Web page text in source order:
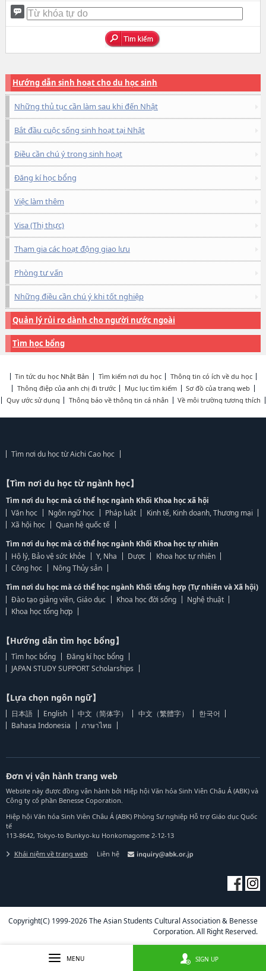
Hướng dẫn sinh hoạt cho du học sinh
Những thủ tục cần làm sau khi đến Nhật
Bắt đầu cuộc sống sinh hoạt tại Nhật
Điều cần chú ý trong sinh hoạt
Đăng kí học bổng
Việc làm thêm
Visa (Thị thực)
Tham gia các hoạt động giao lưu
Phòng tư vấn
Những điều cần chú ý khi tốt nghiệp
Quản lý rủi ro dành cho người nước ngoài
Tìm học bổng
Tin tức du học Nhật Bản Tìm kiếm nơi du học
Thông tin có ích về du học
Thông điệp của anh chị đi trước
Mục lục tìm kiếm
Sơ đồ của trang web
Quy ước sử dụng
Thông báo về thông tin cá nhân Về môi trường tương thích
Tìm nơi du học từ Aichi Cao học
【Tìm nơi du học từ ngành học】
Tìm nơi du học mà có thể học ngành Khối Khoa học xã hội
Văn học
Ngôn ngữ học Pháp luật
Kinh tế, Kinh doanh, Thương mại
Xã hội học
Quan hệ quốc tế
Tìm nơi du học mà có thể học ngành Khối Khoa học tự nhiên
Hộ lý, Bảo vệ sức khỏe
Y, Nha Dược
Khoa học tự nhiên
Công học
Nông Thủy sản
Tìm nơi du học mà có thể học ngành Khối tổng hợp (Tự nhiên và Xã hội)
Đào tạo giảng viên, Giáo dục
Khoa học đời sống
Nghệ thuật
Khoa học tổng hợp
【Hướng dẫn tìm học bổng】
Tìm học bổng
Đăng kí học bổng
JAPAN STUDY SUPPORT Scholarships
【Lựa chọn ngôn ngữ】
日本語 English 中文（简体字） 中文（繁體字）
한국어
Bahasa Indonesia
ภาษาไทย
Đơn vị vận hành trang web
Website này được đồng vận hành bởi Hiệp hội Văn hóa Sinh Viên Châu Á (ABK) và
Công ty cổ phần Benesse Coporation.
Hiệp hội Văn hóa Sinh Viên Châu Á (ABK) Phòng Sự nghiệp Hỗ trợ Giáo dục Quốc
tế
113-8642, Tokyo-to Bunkyo-ku Honkomagome 2-12-13
Khái niệm về trang web Liên hệ
Copyright(C) 1999-2026 The Asian Students Cultural Association & Benesse
Corporation. All Right Reserved.
MENU SIGN UP